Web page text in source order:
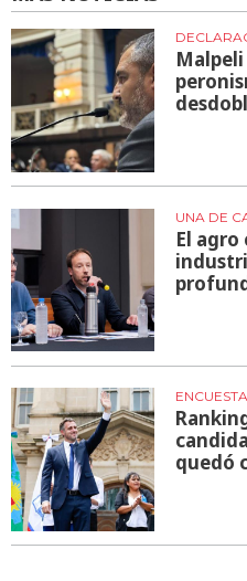
UNA DE
El agro
ENCUESTA
quedó